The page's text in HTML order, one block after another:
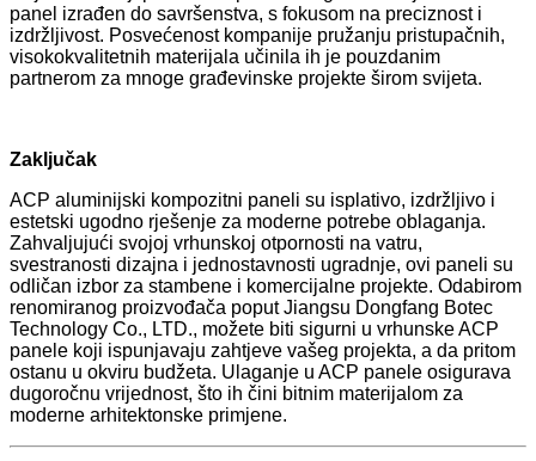
panel izrađen do savršenstva, s fokusom na preciznost i
izdržljivost. Posvećenost kompanije pružanju pristupačnih,
visokokvalitetnih materijala učinila ih je pouzdanim
partnerom za mnoge građevinske projekte širom svijeta.
Zaključak
ACP aluminijski kompozitni paneli su isplativo, izdržljivo i
estetski ugodno rješenje za moderne potrebe oblaganja.
Zahvaljujući svojoj vrhunskoj otpornosti na vatru,
svestranosti dizajna i jednostavnosti ugradnje, ovi paneli su
odličan izbor za stambene i komercijalne projekte. Odabirom
renomiranog proizvođača poput Jiangsu Dongfang Botec
Technology Co., LTD., možete biti sigurni u vrhunske ACP
panele koji ispunjavaju zahtjeve vašeg projekta, a da pritom
ostanu u okviru budžeta. Ulaganje u ACP panele osigurava
dugoročnu vrijednost, što ih čini bitnim materijalom za
moderne arhitektonske primjene.